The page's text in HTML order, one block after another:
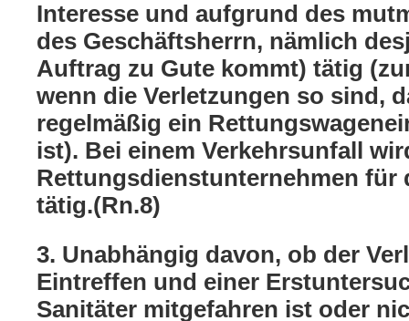
Interesse und aufgrund des
des Geschäftsherrn, nämlich
Auftrag zu Gute kommt) tätig
wenn die Verletzungen so sind,
regelmäßig ein
ist). Bei einem Verkehrsunfall
Rettungsdienstunternehmen für
tätig.(Rn.8)
3. Unabhängig davon, ob der
Eintreffen und einer
Sanitäter mitgefahren ist oder